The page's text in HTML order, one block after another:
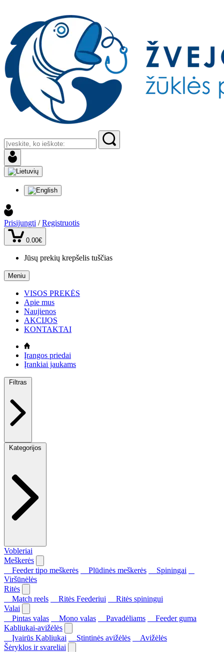
Prisijungti / Registruotis
0.00€
Jūsų prekių krepšelis tuščias
Meniu
VISOS PREKĖS
Apie mus
Naujienos
AKCIJOS
KONTAKTAI
Įrangos priedai
Įrankiai jaukams
Filtras
Kategorijos
Vobleriai
Meškerės
Feeder tipo meškerės
Plūdinės meškerės
Spiningai
Viršūnėlės
Ritės
Match reels
Ritės Feederiui
Ritės spiningui
Valai
Pintas valas
Mono valas Pavadėliams
Feeder guma
Kabliukai-avižėlės
Įvairūs Kabliukai
Stintinės avižėlės
Avižėlės
Šėryklos ir svareliai